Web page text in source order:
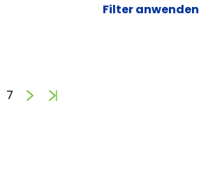
Filter anwenden
7 Vorwärts